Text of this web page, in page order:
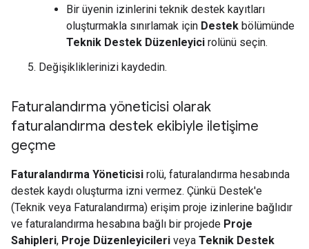
Bir üyenin izinlerini teknik destek kayıtları
oluşturmakla sınırlamak için Destek bölümünde
Teknik Destek Düzenleyici rolünü seçin.
Değişikliklerinizi kaydedin.
Faturalandırma yöneticisi olarak
faturalandırma destek ekibiyle iletişime
geçme
Faturalandırma Yöneticisi rolü, faturalandırma hesabında
destek kaydı oluşturma izni vermez. Çünkü Destek'e
(Teknik veya Faturalandırma) erişim proje izinlerine bağlıdır
ve faturalandırma hesabına bağlı bir projede Proje
Sahipleri, Proje Düzenleyicileri veya Teknik Destek